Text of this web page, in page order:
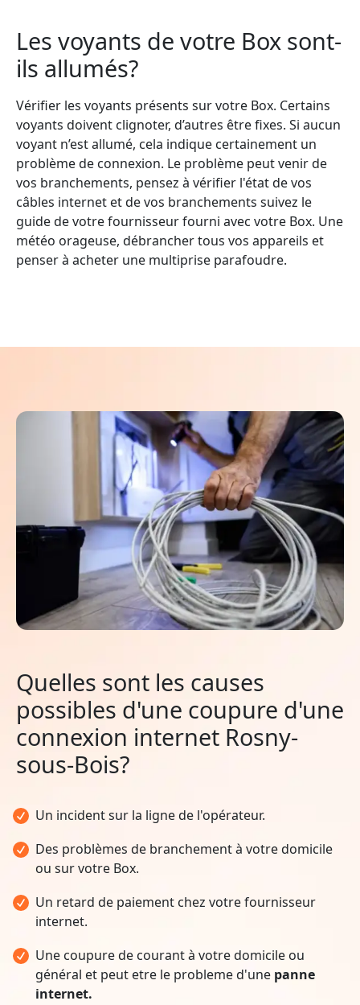
Les voyants de votre Box sont-
ils allumés?
Vérifier les voyants présents sur votre Box. Certains
voyants doivent clignoter, d’autres être fixes. Si aucun
voyant n’est allumé, cela indique certainement un
problème de connexion. Le problème peut venir de
vos branchements, pensez à vérifier l'état de vos
câbles internet et de vos branchements suivez le
guide de votre fournisseur fourni avec votre Box. Une
météo orageuse, débrancher tous vos appareils et
penser à acheter une multiprise parafoudre.
Quelles sont les causes
possibles d'une coupure d'une
connexion internet Rosny-
sous-Bois?
Un incident sur la ligne de l'opérateur.
Des problèmes de branchement à votre domicile
ou sur votre Box.
Un retard de paiement chez votre fournisseur
internet.
Une coupure de courant à votre domicile ou
général et peut etre le probleme d'une panne
internet.